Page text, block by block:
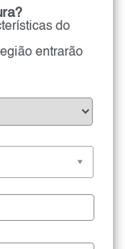
do
entrarão